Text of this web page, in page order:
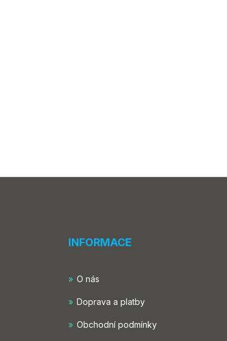
INFORMACE
O nás
Doprava a platby
Obchodní podmínky